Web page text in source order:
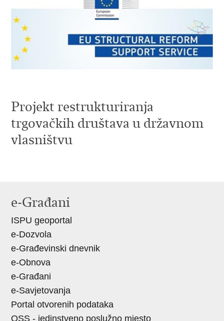
Projekt restrukturiranja
trgovačkih društava u državnom
vlasništvu
e-Građani
ISPU geoportal
e-Dozvola
e-Građevinski dnevnik
e-Obnova
e-Građani
e-Savjetovanja
Portal otvorenih podataka
OSS - jedinstveno poslužno mjesto